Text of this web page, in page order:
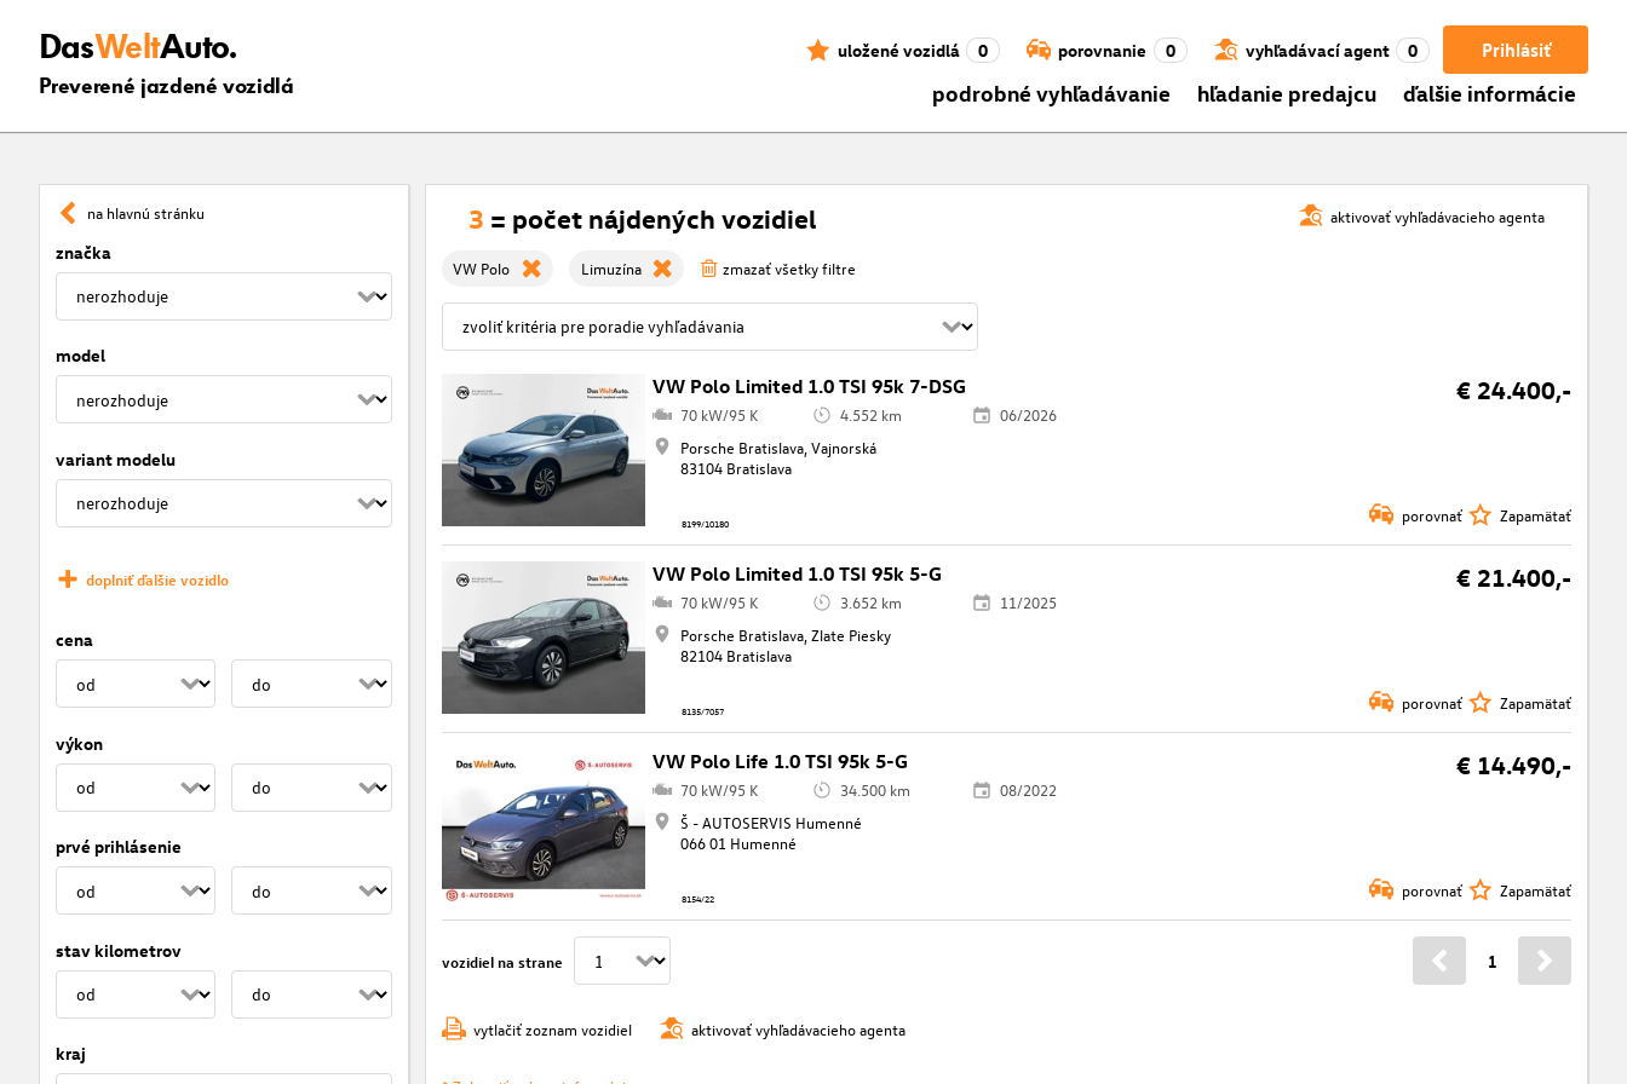
DasWeltAuto.
Preverené jazdené vozidlá
Prihlásiť
uložené vozidlá 0 porovnanie 0 vyhľadávací agent 0
podrobné vyhľadávanie hľadanie predajcu ďalšie informácie
na hlavnú stránku
značka
model
variant modelu
doplniť ďalšie vozidlo
cena
výkon
prvé prihlásenie
stav kilometrov
kraj
aktivovať vyhľadávacieho agenta
3 = počet nájdených vozidiel
VW Polo Limuzína zmazať všetky filtre
VW Polo Limited 1.0 TSI 95k 7-DSG € 24.400,-
70 kW/95 K 4.552 km
06/2026
Porsche Bratislava, Vajnorská
83104 Bratislava
8199/10180 porovnať Zapamätať
VW Polo Limited 1.0 TSI 95k 5-G € 21.400,-
70 kW/95 K 3.652 km
11/2025
Porsche Bratislava, Zlate Piesky
82104 Bratislava
8135/7057 porovnať Zapamätať
VW Polo Life 1.0 TSI 95k 5-G € 14.490,-
70 kW/95 K 34.500 km
08/2022
Š - AUTOSERVIS Humenné
066 01 Humenné
8154/22 porovnať Zapamätať
vozidiel na strane 1
vytlačiť zoznam vozidiel aktivovať vyhľadávacieho agenta